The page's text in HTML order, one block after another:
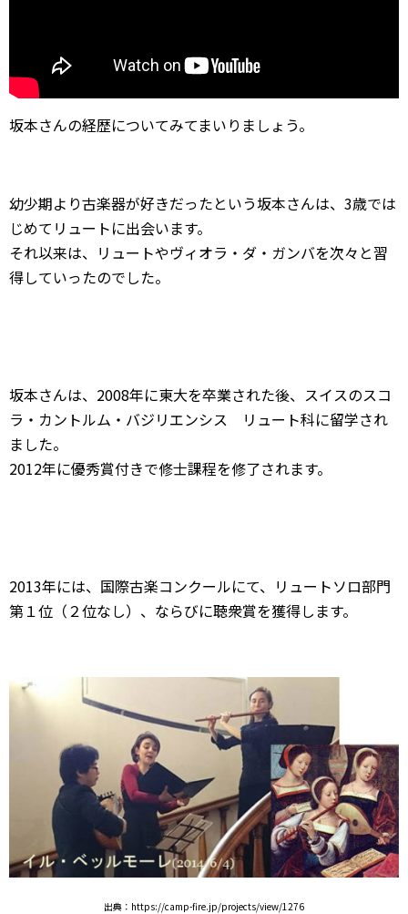
坂本さんの経歴についてみてまいりましょう。
幼少期より古楽器が好きだったという坂本さんは、3歳では
じめてリュートに出会います。
それ以来は、リュートやヴィオラ・ダ・ガンバを次々と習
得していったのでした。
坂本さんは、2008年に東大を卒業された後、スイスのスコ
ラ・カントルム・バジリエンシス リュート科に留学され
ました。
2012年に優秀賞付きで修士課程を修了されます。
2013年には、国際古楽コンクールにて、リュートソロ部門
第１位（２位なし）、ならびに聴衆賞を獲得します。
出典：https://camp-fire.jp/projects/view/1276